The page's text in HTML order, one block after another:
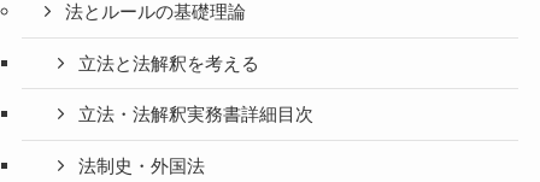
法とルールの基礎理論
立法と法解釈を考える
立法・法解釈実務書詳細目次
法制史・外国法